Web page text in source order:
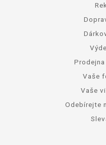
Prodejna
Vaše
Vaše
Odebírejte